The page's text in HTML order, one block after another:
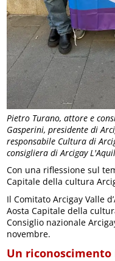
Pietro Turano, attore e
Gasperini, presidente di
responsabile Cultura di
consigliera di Arcigay
Con una riflessione sul
Capitale della cultura
Il Comitato Arcigay Valle
Aosta Capitale della
Consiglio nazionale
novembre.
Un